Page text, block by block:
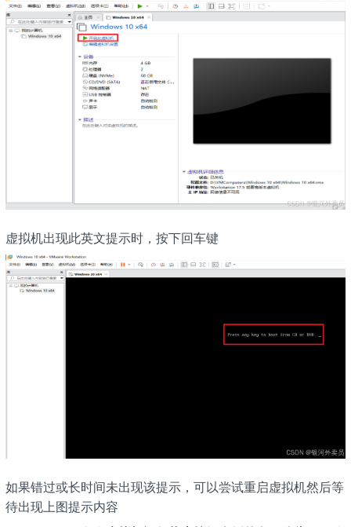
虚拟机出现此英文提示时，按下回车键
如果错过或长时间未出现该提示，可以尝试重启虚拟机然后等
待出现上图提示内容